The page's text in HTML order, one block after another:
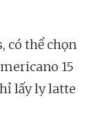
có thể chọn
15
lấy ly latte